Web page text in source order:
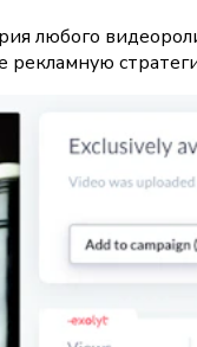
любого
рекламную